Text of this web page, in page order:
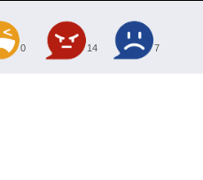
0 14 7